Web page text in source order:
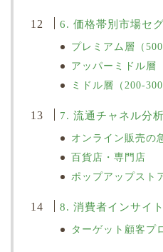
6. 価格帯別市場セ
プレミアム層（
アッパーミドル層
ミドル層（200-300
7. 流通チャネル分析
オンライン販売の
百貨店・専門店
ポップアップスト
8. 消費者インサイト
ターゲット顧客プ